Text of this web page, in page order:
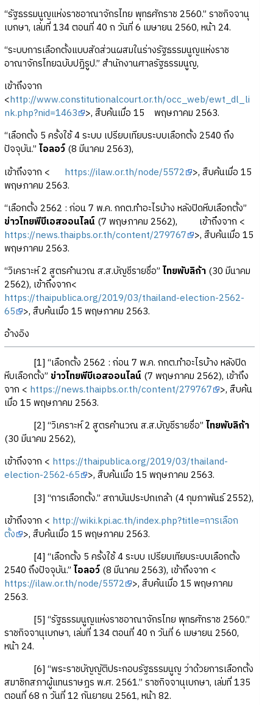
“รัฐธรรมนูญแห่งราชอาณาจักรไทย พุทธศักราช 2560.” ราชกิจจานุ
เบกษา, เล่มที่ 134 ตอนที่ 40 ก วันที่ 6 เมษายน 2560, หน้า 24.
“ระบบการเลือกตั้งแบบสัดส่วนผสมในร่างรัฐธรรมนูญแห่งราช
อาณาจักรไทยฉบับปฏิรูป.” สำนักงานศาลรัฐธรรมนูญ,
เข้าถึงจาก
<http://www.constitutionalcourt.or.th/occ_web/ewt_dl_li
nk.php?nid=1463 >, สืบค้นเมื่อ 15 พฤษภาคม 2563.
“เลือกตั้ง 5 ครั้งใช้ 4 ระบบ เปรียบเทียบระบบเลือกตั้ง 2540 ถึง
ปัจจุบัน.” ไอลอว์(8 มีนาคม 2563),
เข้าถึงจาก < https://ilaw.or.th/node/5572 >, สืบค้นเมื่อ 15
พฤษภาคม 2563.
“เลือกตั้ง 2562 : ก่อน 7 พ.ค. กกต.ทำอะไรบ้าง หลังปิดหีบเลือกตั้ง”
ข่าวไทยพีบีเอสออนไลน์ (7 พฤษภาคม 2562), เข้าถึงจาก <
https://news.thaipbs.or.th/content/279767 >, สืบค้นเมื่อ 15
พฤษภาคม 2563.
“วิเคราะห์ 2 สูตรคำนวณ ส.ส.บัญชีรายชื่อ” ไทยพับลิก้า(30 มีนาคม
2562), เข้าถึงจาก<
https://thaipublica.org/2019/03/thailand-election-2562-
65 >, สืบค้นเมื่อ 15 พฤษภาคม 2563.
อ้างอิง
[1] “เลือกตั้ง 2562 : ก่อน 7 พ.ค. กกต.ทำอะไรบ้าง หลังปิด
หีบเลือกตั้ง” ข่าวไทยพีบีเอสออนไลน์ (7 พฤษภาคม 2562), เข้าถึง
จาก < https://news.thaipbs.or.th/content/279767 >, สืบค้น
เมื่อ 15 พฤษภาคม 2563.
[2] “วิเคราะห์ 2 สูตรคำนวณ ส.ส.บัญชีรายชื่อ” ไทยพับลิก้า
(30 มีนาคม 2562),
เข้าถึงจาก < https://thaipublica.org/2019/03/thailand-
election-2562-65 >, สืบค้นเมื่อ 15 พฤษภาคม 2563.
[3] “การเลือกตั้ง.” สถาบันประปกเกล้า (4 กุมภาพันธ์ 2552),
เข้าถึงจาก < http://wiki.kpi.ac.th/index.php?title=การเลือก
ตั้ง >, สืบค้นเมื่อ 15 พฤษภาคม 2563.
[4] “เลือกตั้ง 5 ครั้งใช้ 4 ระบบ เปรียบเทียบระบบเลือกตั้ง
2540 ถึงปัจจุบัน.” ไอลอว์(8 มีนาคม 2563), เข้าถึงจาก <
https://ilaw.or.th/node/5572 >, สืบค้นเมื่อ 15 พฤษภาคม
2563.
[5] “รัฐธรรมนูญแห่งราชอาณาจักรไทย พุทธศักราช 2560.”
ราชกิจจานุเบกษา, เล่มที่ 134 ตอนที่ 40 ก วันที่ 6 เมษายน 2560,
หน้า 24.
[6] “พระราชบัญญัติประกอบรัฐธรรมนูญ ว่าด้วยการเลือกตั้ง
สมาชิกสภาผู้แทนราษฎร พ.ศ. 2561.” ราชกิจจานุเบกษา, เล่มที่ 135
ตอนที่ 68 ก วันที่ 12 กันยายน 2561, หน้า 82.